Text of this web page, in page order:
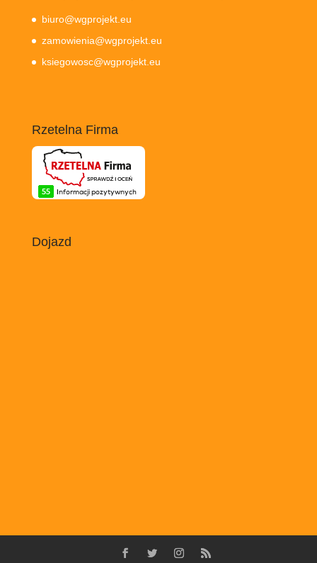
biuro@wgprojekt.eu
zamowienia@wgprojekt.eu
ksiegowosc@wgprojekt.eu
Rzetelna Firma
Dojazd